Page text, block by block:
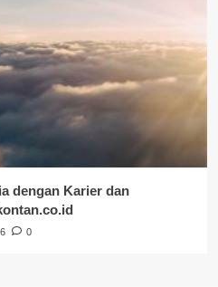
dengan Karier dan
0